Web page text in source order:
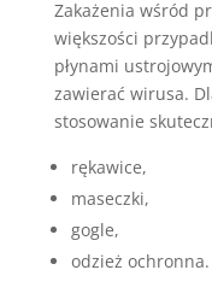
Zakażenia wśród
większości
płynami
zawierać wirusa.
stosowanie
rękawice,
maseczki,
gogle,
odzież ochronna.